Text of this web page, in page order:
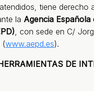
tiene derecho
la Agencia
, con sede en C/
(www.aepd.es).
DE